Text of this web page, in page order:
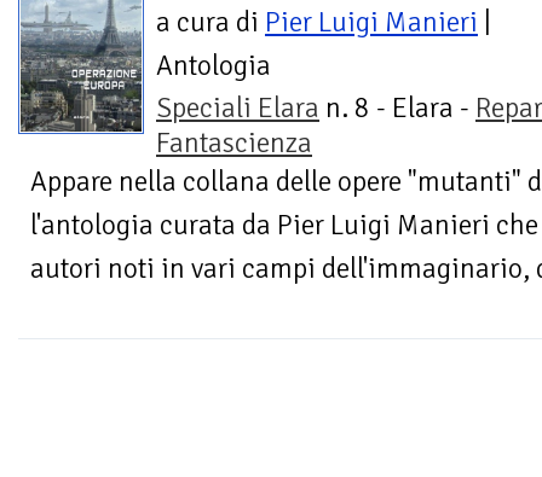
a cura di Pier Luigi Manieri
Antologia
Speciali Elara n. 8 - Elara -
Fantascienza
Appare nella collana delle opere "mutanti"
l'antologia curata da Pier Luigi Manieri
autori noti in vari campi dell'immaginario,